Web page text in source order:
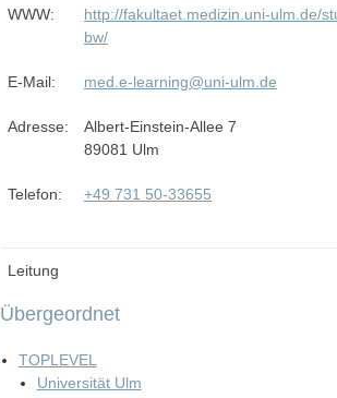
WWW:
http://fakultaet.medizin.uni-ulm.de/
bw/
E-Mail: med.e-learning@uni-ulm.de
Adresse:
Albert-Einstein-Allee 7
89081 Ulm
Telefon: +49 731 50-33655
Leitung
Übergeordnet
TOPLEVEL
Universität Ulm